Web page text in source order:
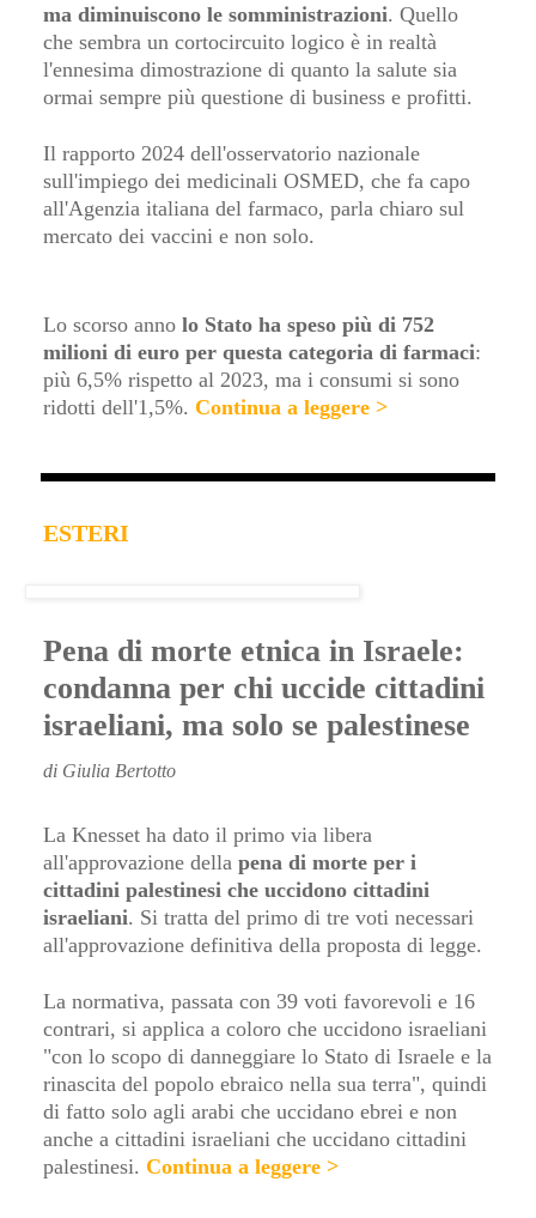
ma diminuiscono le somministrazioni. Quello
che sembra un cortocircuito logico è in realtà
l'ennesima dimostrazione di quanto la salute sia
ormai sempre più questione di business e profitti.
Il rapporto 2024 dell'osservatorio nazionale
sull'impiego dei medicinali OSMED, che fa capo
all'Agenzia italiana del farmaco, parla chiaro sul
mercato dei vaccini e non solo.
Lo scorso anno lo Stato ha speso più di 752
milioni di euro per questa categoria di farmaci:
più 6,5% rispetto al 2023, ma i consumi si sono
ridotti dell'1,5%. Continua a leggere >
ESTERI
Pena di morte etnica in Israele:
condanna per chi uccide cittadini
israeliani, ma solo se palestinese
di Giulia Bertotto
La Knesset ha dato il primo via libera
all'approvazione della pena di morte per i
cittadini palestinesi che uccidono cittadini
israeliani. Si tratta del primo di tre voti necessari
all'approvazione definitiva della proposta di legge.
La normativa, passata con 39 voti favorevoli e 16
contrari, si applica a coloro che uccidono israeliani
"con lo scopo di danneggiare lo Stato di Israele e la
rinascita del popolo ebraico nella sua terra", quindi
di fatto solo agli arabi che uccidano ebrei e non
anche a cittadini israeliani che uccidano cittadini
palestinesi. Continua a leggere >